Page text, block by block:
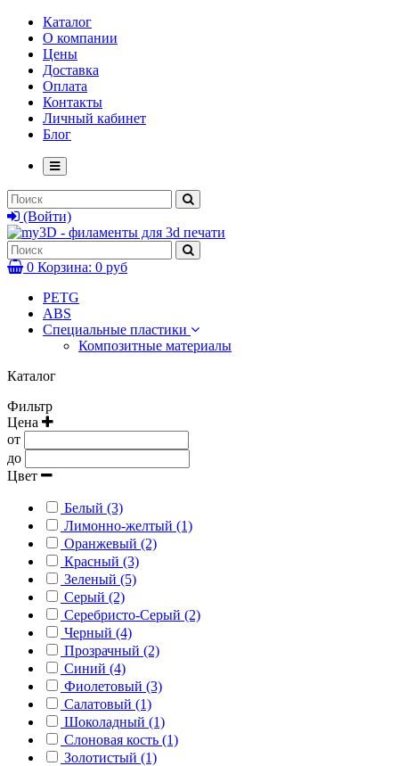
Каталог
О компании
Цены
Доставка
Оплата
Контакты
Личный кабинет
Блог
(Войти)
0 Корзина: 0 руб
PETG
ABS
Специальные пластики
Композитные материалы
Каталог
Фильтр
Цена
от
до
Цвет
Белый (3)
Лимонно-желтый (1)
Оранжевый (2)
Красный (3)
Зеленый (5)
Серый (2)
Серебристо-Серый (2)
Черный (4)
Прозрачный (2)
Синий (4)
Фиолетовый (3)
Салатовый (1)
Шоколадный (1)
Слоновая кость (1)
Золотистый (1)